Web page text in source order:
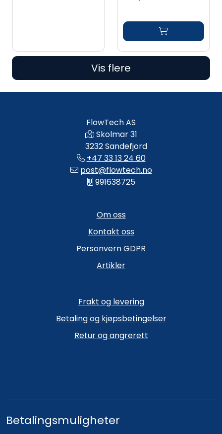
Vis flere
Betalingsmuligheter
FlowTech AS
Skolmar 31
3232 Sandefjord
+47 33 13 24 60
post@flowtech.no
991638725
Om oss
Kontakt oss
Personvern GDPR
Artikler
Frakt og levering
Betaling og kjøpsbetingelser
Retur og angrerett